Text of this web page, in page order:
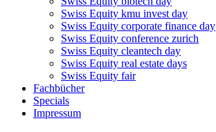
Swiss Equity kmu invest day
Swiss Equity corporate finance day
Swiss Equity conference zurich
Swiss Equity cleantech day
Swiss Equity real estate days
Swiss Equity fair
Fachbücher
Specials
Impressum